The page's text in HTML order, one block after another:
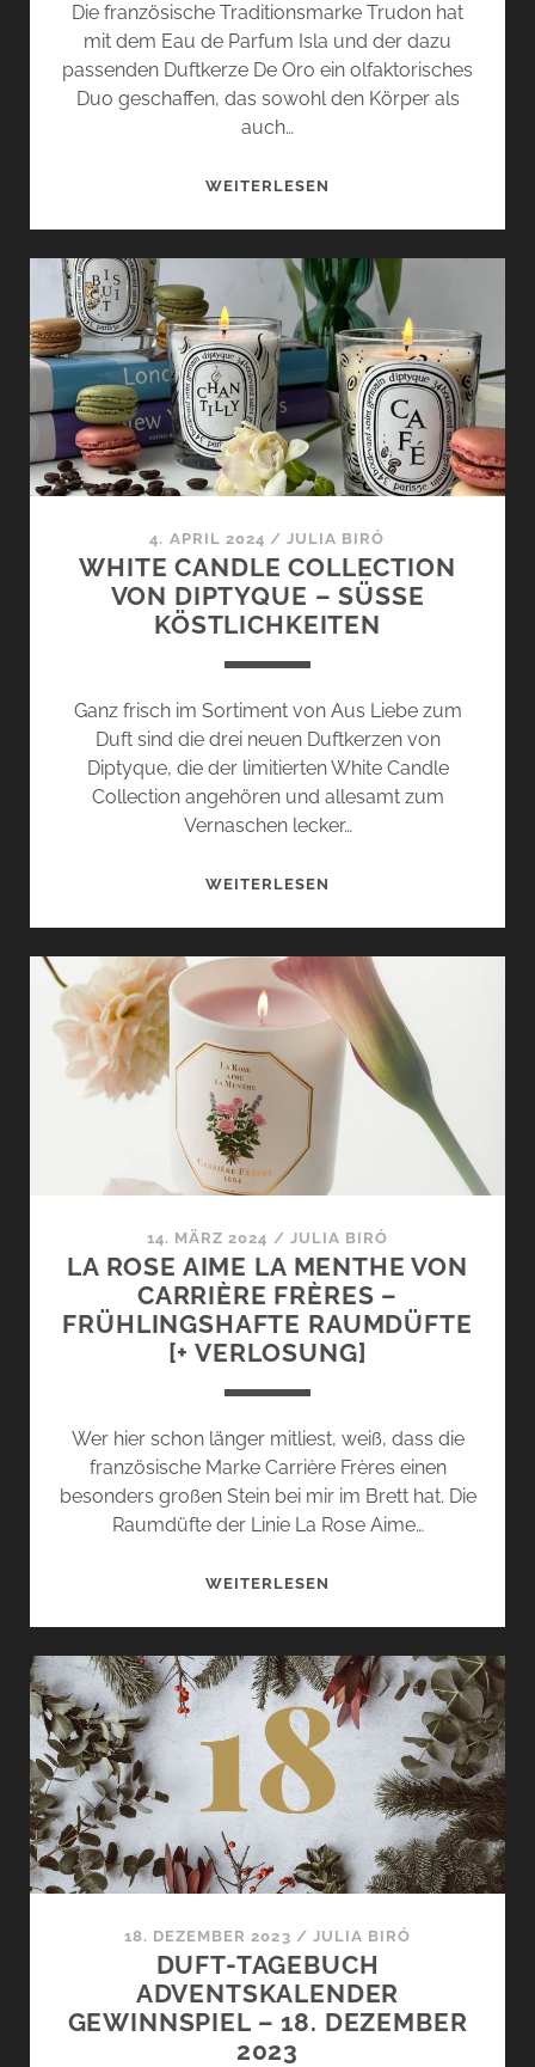
Die französische Traditionsmarke Trudon hat
mit dem Eau de Parfum Isla und der dazu
passenden Duftkerze De Oro ein olfaktorisches
Duo geschaffen, das sowohl den Körper als
auch…
WEITERLESEN
ORO
VON
TRUDON
–
AN
DEN
UFERN
DES
MITTELMEERS
4. APRIL 2024 /JULIA BIRÓ
WHITE CANDLE COLLECTION
VON DIPTYQUE – SÜSSE K
ÖSTLICHKEITEN
Ganz frisch im Sortiment von Aus Liebe zum
Duft sind die drei neuen Duftkerzen von
Diptyque, die der limitierten White Candle
Collection angehören und allesamt zum
Vernaschen lecker…
WEITERLESEN
VON
DIPTYQUE
–
SÜSSE K
ÖSTLICHKEITEN
14. MÄRZ 2024 / JULIA BIRÓ
LA ROSE AIME LA MENTHE VON
CARRIÈRE FRÈRES –
FRÜHLINGSHAFTE RAUMDÜFTE
[+ VERLOSUNG]
Wer hier schon länger mitliest, weiß, dass die
französische Marke Carrière Frères einen
besonders großen Stein bei mir im Brett hat. Die
Raumdüfte der Linie La Rose Aime…
WEITERLESEN
LA
MENTHE
VON
CARRIÈRE
FRÈRES
–
FRÜHLINGSHAFTE
RAUMDÜFTE
[+
VERLOSUNG]
18. DEZEMBER 2023 / JULIA BIRÓ
DUFT-TAGEBUCH
ADVENTSKALENDER
GEWINNSPIEL – 18. DEZEMBER
2023